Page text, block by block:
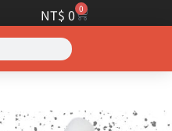
NT$ 0 0